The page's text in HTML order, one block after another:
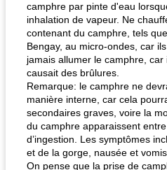
camphre par pinte d'eau
inhalation de vapeur. Ne
contenant du camphre, tels
Bengay, au micro-ondes, car
jamais allumer le camphre,
causait des brûlures.
Remarque: le camphre ne
manière interne, car cela
secondaires graves, voire la
du camphre apparaissent
d’ingestion. Les symptômes
et de la gorge, nausée et
On pense que la prise de